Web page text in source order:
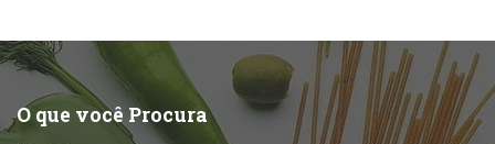
O que você Procura